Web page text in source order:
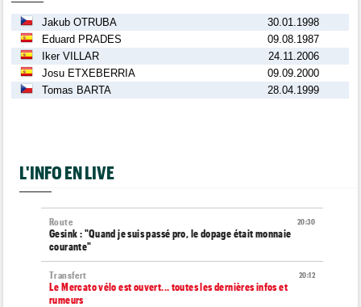
Jakub OTRUBA
30.01.1998
Eduard PRADES
09.08.1987
Iker VILLAR
24.11.2006
Josu ETXEBERRIA
09.09.2000
Tomas BARTA
28.04.1999
L'INFO EN LIVE
20:30
Route
Gesink : "Quand je suis passé pro, le dopage était monnaie
courante"
20:12
Transfert
Le Mercato vélo est ouvert... toutes les dernières infos et
rumeurs